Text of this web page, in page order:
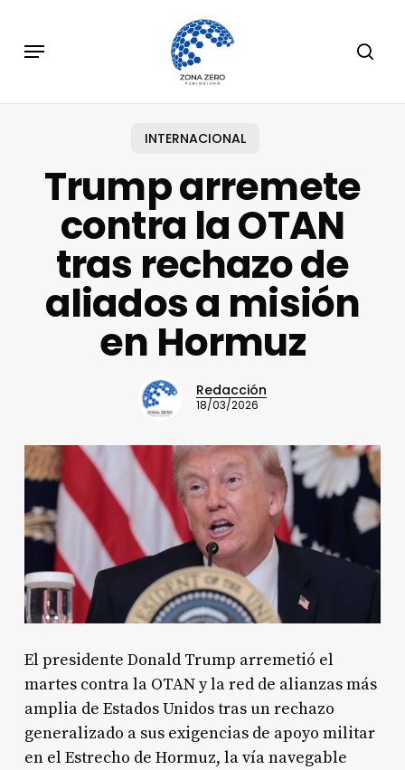
main
Menu
INTERNACIONAL
Trump arremete
contra la OTAN
tras rechazo de
aliados a misión
en Hormuz
Redacción
18/03/2026
El presidente Donald Trump arremetió el
martes contra la OTAN y la red de alianzas más
amplia de Estados Unidos tras un rechazo
generalizado a sus exigencias de apoyo militar
en el Estrecho de Hormuz, la vía navegable